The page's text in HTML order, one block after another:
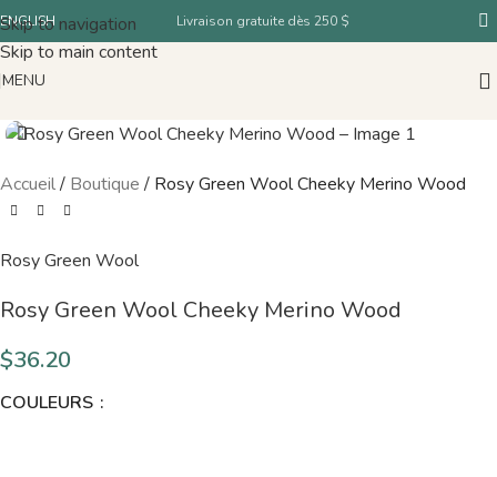
Skip to navigation
Skip to main content
ENGLISH Livraison gratuite dès 250 $
MENU
Accueil/ Boutique / Rosy Green Wool Cheeky Merino Wood
Rosy Green Wool
Rosy Green Wool Cheeky Merino Wood
$36.20
COULEURS